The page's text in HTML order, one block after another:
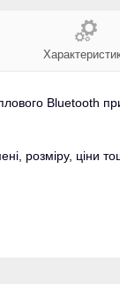
Bluetooth
розміру, ціни